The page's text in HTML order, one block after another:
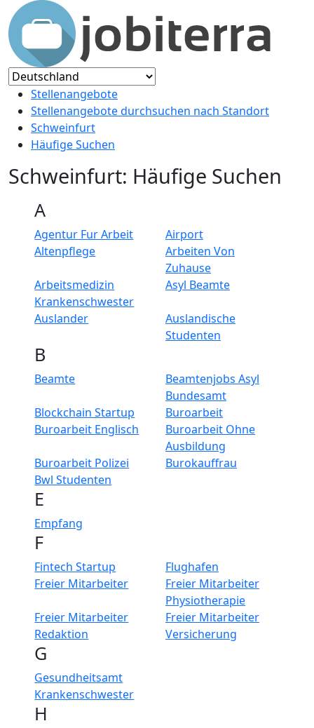
Stellenangebote
Stellenangebote durchsuchen nach Standort
Schweinfurt
Häufige Suchen
Schweinfurt: Häufige Suchen
A
Agentur Fur Arbeit
Airport
Altenpflege
Arbeiten Von
Zuhause
Arbeitsmedizin
Krankenschwester
Asyl Beamte
Auslander
Auslandische
Studenten
B
Beamte
Beamtenjobs Asyl
Bundesamt
Blockchain Startup
Buroarbeit
Buroarbeit Englisch
Buroarbeit Ohne
Ausbildung
Buroarbeit Polizei
Burokauffrau
Bwl Studenten
E
Empfang
F
Fintech Startup
Flughafen
Freier Mitarbeiter
Freier Mitarbeiter
Physiotherapie
Freier Mitarbeiter
Redaktion
Freier Mitarbeiter
Versicherung
G
Gesundheitsamt
Krankenschwester
H